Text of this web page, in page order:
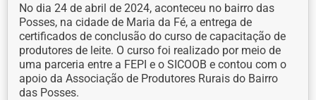
No dia 24 de abril de 2024, aconteceu no bairro das
Posses, na cidade de Maria da Fé, a entrega de
certificados de conclusão do curso de capacitação de
produtores de leite. O curso foi realizado por meio de
uma parceria entre a FEPI e o SICOOB e contou com o
apoio da Associação de Produtores Rurais do Bairro
das Posses.